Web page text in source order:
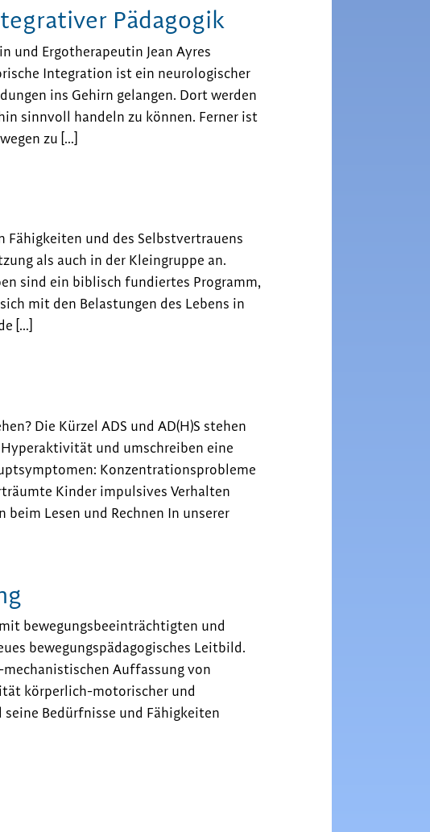
Pädagogik
und Ergotherapeutin Jean Ayres
Integration ist ein neurologischer
ins Gehirn gelangen. Dort werden
sinnvoll handeln zu können. Ferner ist
zu […]
Fähigkeiten und des Selbstvertrauens
als auch in der Kleingruppe an.
sind ein biblisch fundiertes Programm,
mit den Belastungen des Lebens in
[…]
Die Kürzel ADS und AD(H)S stehen
und umschreiben eine
Konzentrationsprobleme
Kinder impulsives Verhalten
Lesen und Rechnen In unserer
bewegungsbeeinträchtigten und
bewegungspädagogisches Leitbild.
Auffassung von
körperlich-motorischer und
seine Bedürfnisse und Fähigkeiten